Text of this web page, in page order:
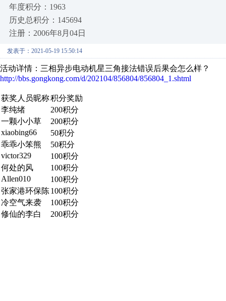
年度积分：1963
历史总积分：145694
注册：2006年8月04日
发表于：2021-05-19 15:50:14
活动详情：三相异步电动机星三角接法错误后果会怎么样？
http://bbs.gongkong.com/d/202104/856804/856804_1.shtml
获奖人员昵称积分奖励
李纯绪
200积分
一颗小小草
200积分
xiaobing66
50积分
乖乖小笨熊
50积分
victor329
100积分
何处的风
100积分
Allen010
100积分
张家港环保陈100积分
冷空气来袭
100积分
修仙的李白
200积分